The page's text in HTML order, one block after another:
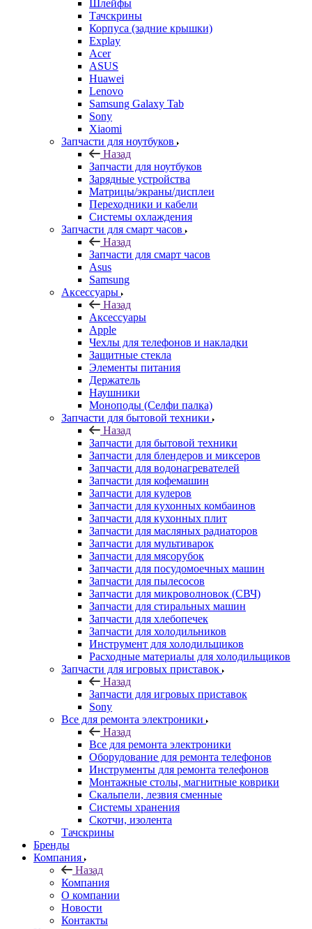
Тачскрины
Корпуса (задние крышки)
Explay
Acer
ASUS
Huawei
Lenovo
Samsung Galaxy Tab
Sony
Xiaomi
Запчасти для ноутбуков
Назад
Запчасти для ноутбуков
Зарядные устройства
Матрицы/экраны/дисплеи
Переходники и кабели
Системы охлаждения
Запчасти для смарт часов
Назад
Запчасти для смарт часов
Asus
Samsung
Аксессуары
Назад
Аксессуары
Apple
Чехлы для телефонов и накладки
Защитные стекла
Элементы питания
Держатель
Наушники
Моноподы (Селфи палка)
Запчасти для бытовой техники
Назад
Запчасти для бытовой техники
Запчасти для блендеров и миксеров
Запчасти для водонагревателей
Запчасти для кофемашин
Запчасти для кулеров
Запчасти для кухонных комбаинов
Запчасти для кухонных плит
Запчасти для масляных радиаторов
Запчасти для мультиварок
Запчасти для мясорубок
Запчасти для посудомоечных машин
Запчасти для пылесосов
Запчасти для микроволновок (СВЧ)
Запчасти для стиральных машин
Запчасти для хлебопечек
Запчасти для холодильников
Инструмент для холодильщиков
Расходные материалы для холодильщиков
Запчасти для игровых приставок
Назад
Запчасти для игровых приставок
Sony
Все для ремонта электроники
Назад
Все для ремонта электроники
Оборудование для ремонта телефонов
Инструменты для ремонта телефонов
Монтажные столы, магнитные коврики
Скальпели, лезвия сменные
Системы хранения
Скотчи, изолента
Тачскрины
Бренды
Компания
Назад
Компания
О компании
Новости
Контакты
Контакты